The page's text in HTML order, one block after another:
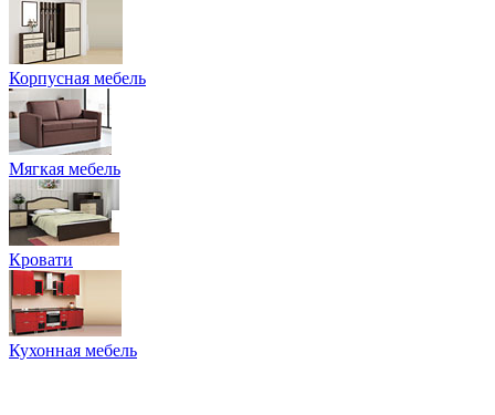
Корпусная мебель
Мягкая мебель
Кровати
Кухонная мебель